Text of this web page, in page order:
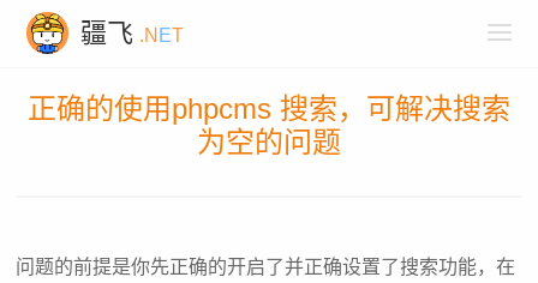
疆飞 .N ET
正确的使用phpcms 搜索，可解决搜索
为空的问题
问题的前提是你先正确的开启了并正确设置了搜索功能，在